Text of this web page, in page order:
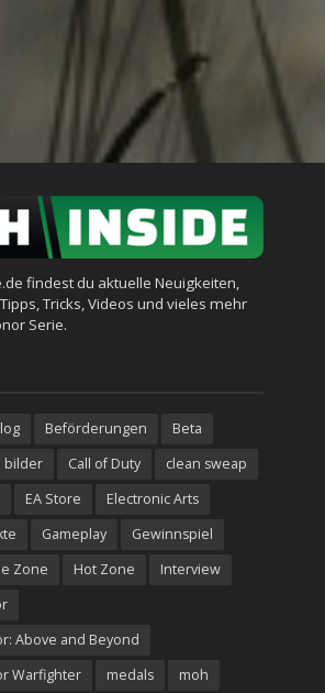
findest du aktuelle Neuigkeiten,
Tricks, Videos und vieles mehr
Serie.
Beförderungen
Beta
bilder Call of Duty
clean sweap
EA Store
Electronic Arts
Gameplay
Gewinnspiel
Zone Hot Zone
Interview
Above and Beyond
Warfighter
medals
moh